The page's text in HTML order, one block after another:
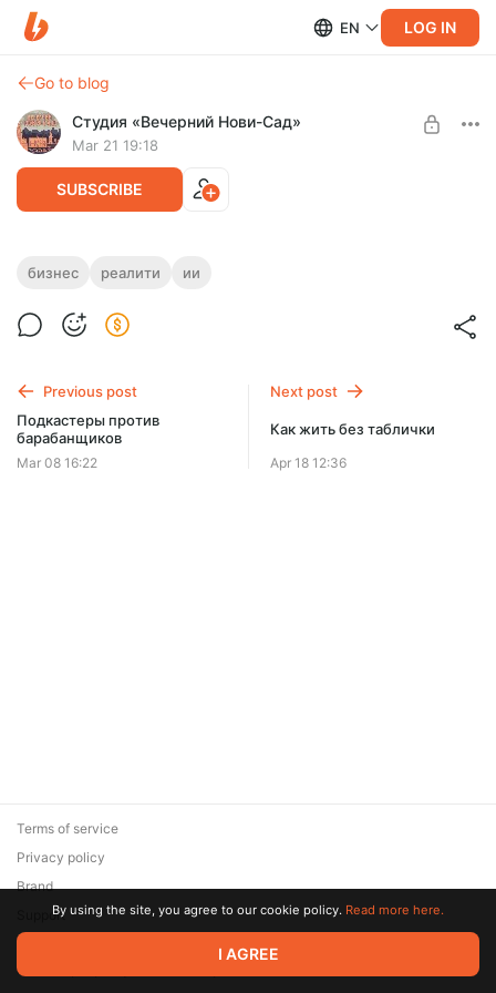
EN LOG IN
Go to blog
Студия «Вечерний Нови-Сад»
Mar 21 19:18
SUBSCRIBE
Как идёт наш бизнес-сериал.
В связи с публикацией уже третьего выпуска сезона
бизнес реалити ии
Previous post
Подкастеры против
барабанщиков
Mar 08 16:22
Next post
Как жить без таблички
Apr 18 12:36
© 2026 Zaya Solutions Limited. All rights reserved. All trademarks
are the property of their respective owners.
Terms of service
Privacy policy
Brand
SupportBy using the site, you agree to our cookie policy. Read more here.
I AGREE